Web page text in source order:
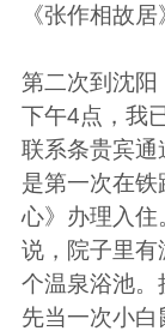
《张作相故居
第二次到沈阳
下午4点，我
联系条贵宾
是第一次在铁
心》办理入住
说，院子里有
个温泉浴池
先当一次小